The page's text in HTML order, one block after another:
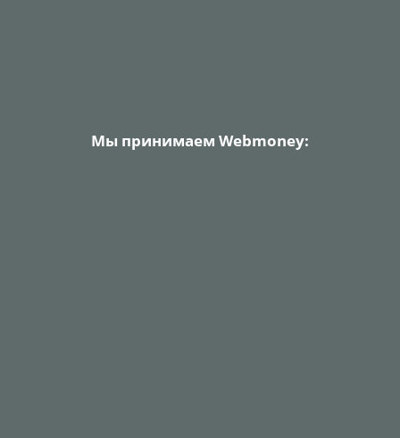
Мы принимаем Webmoney: